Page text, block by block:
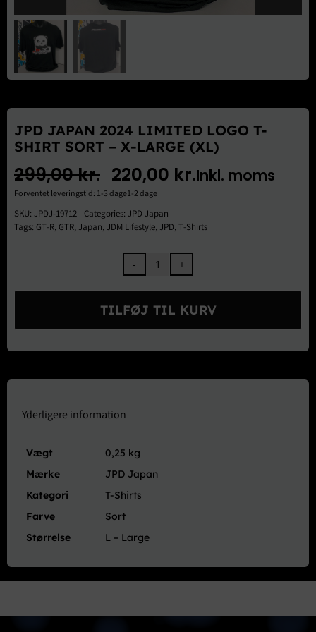
Kontakt Os
JPD JAPAN 2024 LIMITED LOGO T-
SHIRT SORT – X-LARGE (XL)
299,00kr.
Den
oprindelige
pris
299,00 kr..
220,00 kr.
Den
aktuelle
pris
220,00 kr..
Inkl. moms
Forventet leveringstid: 1-3 dage1-2 dage
SKU: JPDJ-19712 Categories: JPD Japan
Tags: GT-R,GTR, Japan, JDM Lifestyle, JPD,T-Shirts
JPD
2024
Limited
Logo
T-
Sort
TILFØJ TIL KURV
Yderligere information
Vægt
0,25 kg
Mærke
JPD Japan
Kategori
T-Shirts
Farve
Sort
Størrelse
L – Large